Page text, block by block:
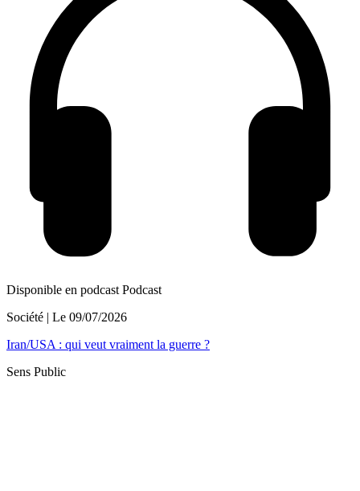
Disponible en podcast Podcast
Société | Le 09/07/2026
Iran/USA : qui veut vraiment la guerre ?
Sens Public